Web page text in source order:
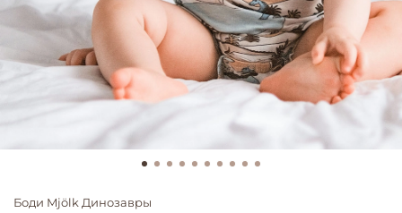
Боди Mjölk Динозавры